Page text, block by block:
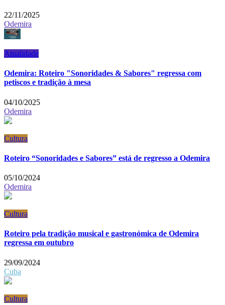
22/11/2025
Odemira
Atualidade
Odemira: Roteiro "Sonoridades & Sabores" regressa com
petiscos e tradição à mesa
04/10/2025
Odemira
Cultura
Roteiro “Sonoridades e Sabores” está de regresso a Odemira
05/10/2024
Odemira
Cultura
Roteiro pela tradição musical e gastronómica de Odemira
regressa em outubro
29/09/2024
Cuba
Cultura